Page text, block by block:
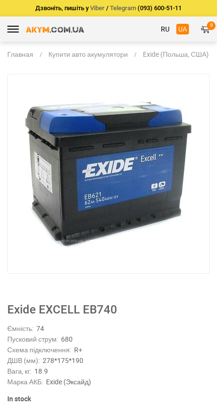
Дзвоніть, пишіть у Viber / Telegram (093) 600-51-11
RU UA 0
Главная Купити авто акумулятори Exide (Польша, США)
Exide EXCELL EB740
Ємність: 74
Пусковий струм: 680
Схема підключення: R+
ДШВ (мм): 278*175*190
Вага, кг: 18.9
Марка АКБ: Exide (Эксайд)
In stock